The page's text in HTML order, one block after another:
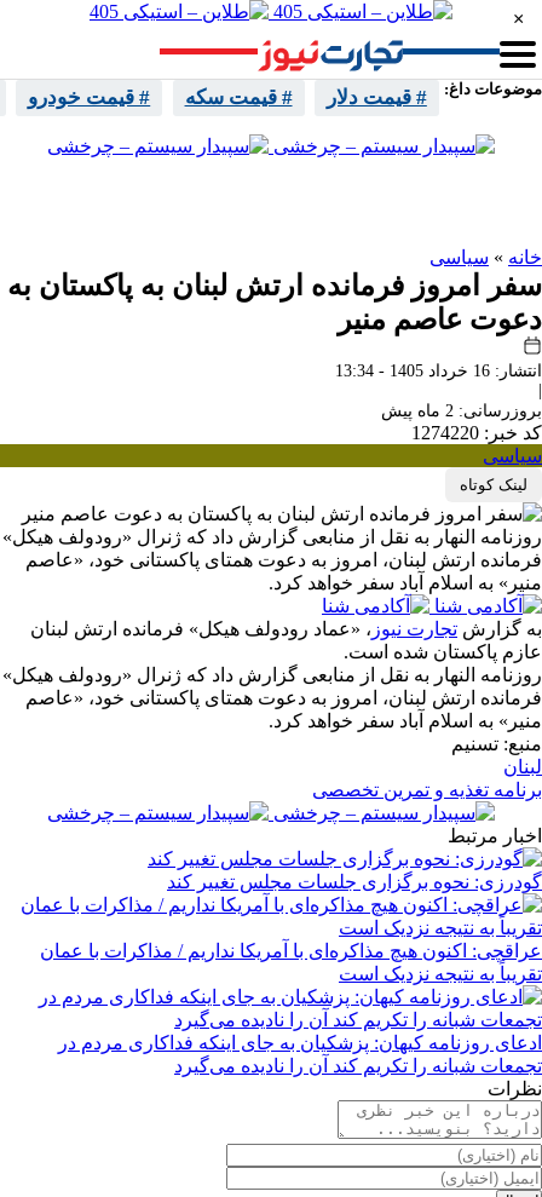
موضوعات داغ: # قیمت دلار # قیمت سکه # قیمت خودرو
×
خانه » سیاسی
سفر امروز فرمانده ارتش لبنان به پاکستان به
دعوت عاصم منیر
انتشار: 16 خرداد 1405 - 13:34
بروزرسانی: 2 ماه پیش
کد خبر: 1274220
سیاسی
لینک کوتاه
روزنامه النهار به نقل از منابعی گزارش داد که ژنرال «رودولف هیکل»
فرمانده ارتش لبنان، امروز به دعوت همتای پاکستانی خود، «عاصم
منیر» به اسلام آباد سفر خواهد کرد.
به گزارش تجارت نیوز ، «عماد رودولف هیکل» فرمانده ارتش لبنان
عازم پاکستان شده است.
روزنامه النهار به نقل از منابعی گزارش داد که ژنرال «رودولف هیکل»
فرمانده ارتش لبنان، امروز به دعوت همتای پاکستانی خود، «عاصم
منیر» به اسلام آباد سفر خواهد کرد.
منبع: تسنیم
لبنان
برنامه تغذیه و تمرین تخصصی
اخبار مرتبط
گودرزی: نحوه برگزاری جلسات مجلس تغییر کند
عراقچی: اکنون هیچ مذاکره‌ای با آمریکا نداریم / مذاکرات با عمان
تقریباً به نتیجه نزدیک است
ادعای روزنامه کیهان: پزشکیان به جای اینکه فداکاری مردم در
تجمعات شبانه را تکریم کند آن را نادیده می‌گیرد
نظرات